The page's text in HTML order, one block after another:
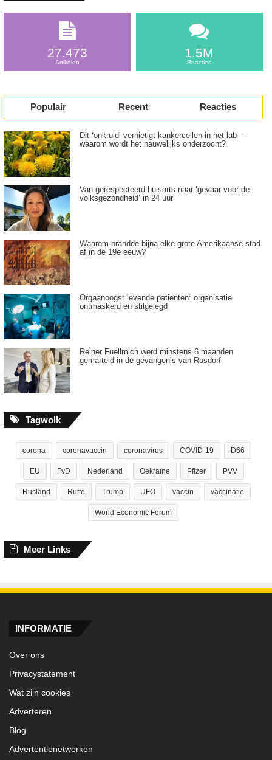
27.473
Artikelen
1.5M
Reacties
Populair Recent Reacties
Dit ‘onkruid’ vernietigt kankercellen in het lab —
waarom wordt het nauwelijks onderzocht?
Van gerespecteerd huisarts naar ‘gevaar voor de
volksgezondheid’ in 24 uur
Waarom brandde bijna elke grote Amerikaanse stad
af in de 19e eeuw?
Orgaanoogst levende patiënten: organisatie
ontmaskerd en stilgelegd
Reiner Fuellmich werd minstens 6 maanden
gemarteld in de gevangenis van Rosdorf
Tagwolk
corona coronavaccin coronavirus COVID-19 D66
EU FvD Nederland Oekraïne Pfizer PVV
Rusland Rutte Trump UFO vaccin vaccinatie
World Economic Forum
Meer Links
INFORMATIE
Over ons
Privacystatement
Wat zijn cookies
Adverteren
Blog
Advertentienetwerken